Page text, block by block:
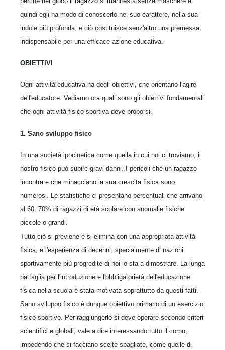
quindi egli ha modo di conoscerlo nel suo carattere, nella sua
indole più profonda, e ciò costituisce senz'altro una premessa
indispensabile per una efficace azione educativa.
OBIETTIVI
Ogni attività educativa ha degli obiettivi, che orientano l'agire
dell'educatore. Vediamo ora quali sono gli obiettivi fondamentali
che ogni attività fisico-sportiva deve proporsi.
1. Sano sviluppo fisico
In una società ipocinetica come quella in cui noi ci troviamo, il
nostro fisico può subire gravi danni. I pericoli che un ragazzo
incontra e che minacciano la sua crescita fisica sono
numerosi. Le statistiche ci presentano percentuali che arrivano
al 60, 70% di ragazzi di età scolare con anomalie fisiche
piccole o grandi.
Tutto ciò si previene e si elimina con una appropriata attività
fisica, e l'esperienza di decenni, specialmente di nazioni
sportivamente più progredite di noi lo sta a dimostrare. La lunga
battaglia per l'introduzione e l'obbligatorietà dell'educazione
fisica nella scuola è stata motivata soprattutto da questi fatti.
Sano sviluppo fisico è dunque obiettivo primario di un esercizio
fisico-sportivo. Per raggiungerlo si deve operare secondo criteri
scientifici e globali, vale a dire interessando tutto il corpo,
impedendo che si facciano scelte sbagliate, come quelle di